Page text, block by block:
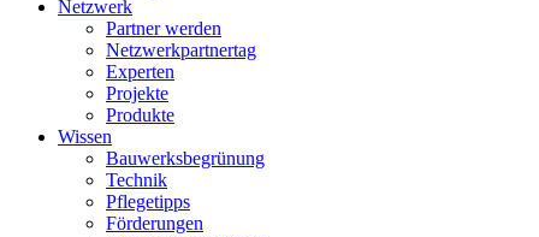
Netzwerk
Partner werden
Netzwerkpartnertag
Experten
Projekte
Produkte
Wissen
Bauwerksbegrünung
Technik
Pflegetipps
Förderungen